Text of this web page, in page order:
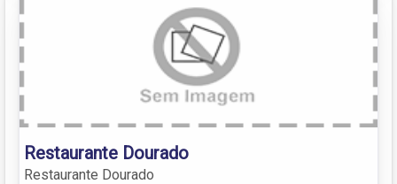
Restaurante Dourado
Restaurante Dourado